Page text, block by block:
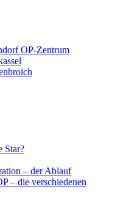
OP-Zentrum
Star?
– der Ablauf
– die verschiedenen